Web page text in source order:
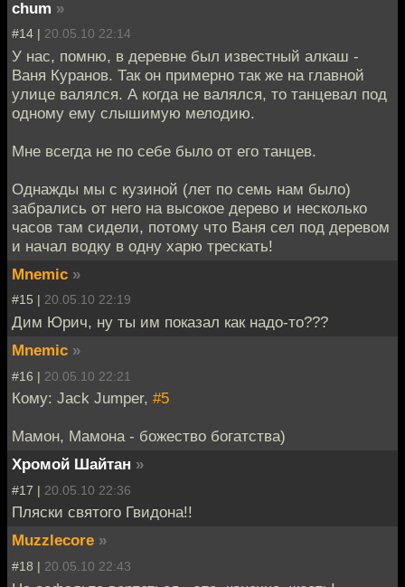
chum »
#14 | 20.05.10 22:14
У нас, помню, в деревне был известный алкаш -
Ваня Куранов. Так он примерно так же на главной
улице валялся. А когда не валялся, то танцевал под
одному ему слышимую мелодию.
Мне всегда не по себе было от его танцев.
Однажды мы с кузиной (лет по семь нам было)
забрались от него на высокое дерево и несколько
часов там сидели, потому что Ваня сел под деревом
и начал водку в одну харю трескать!
Mnemic »
#15 | 20.05.10 22:19
Дим Юрич, ну ты им показал как надо-то???
Mnemic »
#16 | 20.05.10 22:21
Кому: Jack Jumper, #5
Мамон, Мамона - божество богатства)
Хромой Шайтан »
#17 | 20.05.10 22:36
Пляски святого Гвидона!!
Muzzlecore »
#18 | 20.05.10 22:43